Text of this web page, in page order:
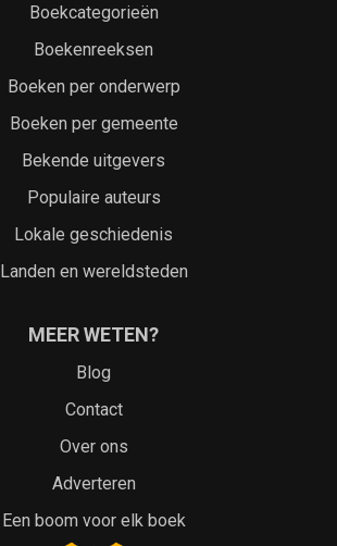
Boekcategorieën
Boekenreeksen
Boeken per onderwerp
Boeken per gemeente
Bekende uitgevers
Populaire auteurs
Lokale geschiedenis
Landen en wereldsteden
MEER WETEN?
Blog
Contact
Over ons
Adverteren
Een boom voor elk boek